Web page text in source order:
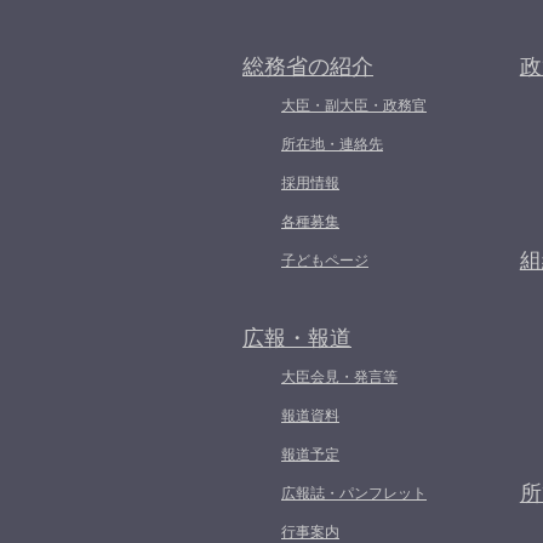
総務省の紹介
大臣・副大臣・政務官
所在地・連絡先
採用情報
各種募集
子どもページ
広報・報道
大臣会見・発言等
報道資料
報道予定
広報誌・パンフレット
行事案内